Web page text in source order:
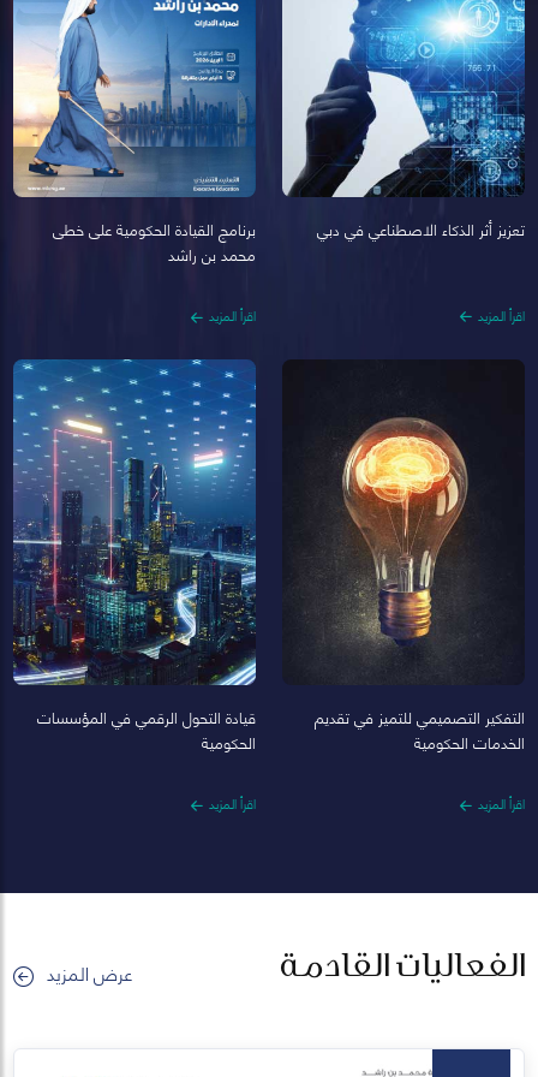
تعزيز أثر الذكاء الاصطناعي في دبي
اقرأ المزيد
برنامج القيادة الحكومية على خطى
محمد بن راشد
اقرأ المزيد
التفكير التصميمي للتميز في تقديم
الخدمات الحكومية
اقرأ المزيد
قيادة التحول الرقمي في المؤسسات
الحكومية
اقرأ المزيد
الفعاليات القادمة عرض المزيد